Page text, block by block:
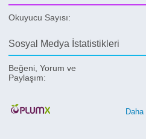
Okuyucu Sayısı:
Sosyal Medya İstatistikleri
Beğeni, Yorum ve
Paylaşım: